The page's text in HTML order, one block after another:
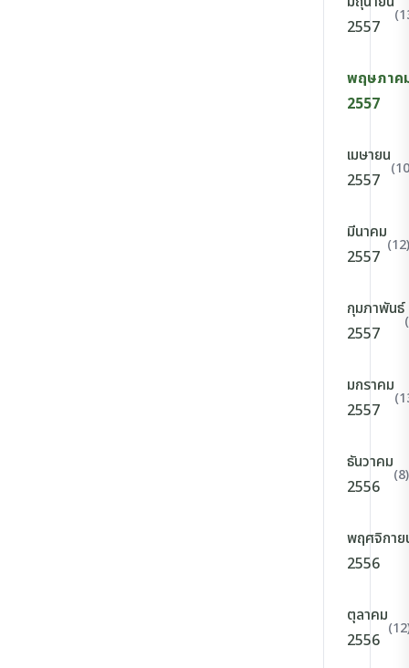
2557
พฤษภาค
2557
เมษายน
2557
มีนาคม
2557
(12)
กุมภาพันธ์
2557
มกราคม
2557
ธันวาคม
2556
(8)
พฤศจิกาย
2556
ตุลาคม
2556